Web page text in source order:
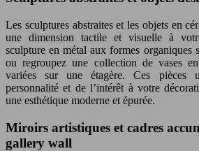
Les sculptures abstraites et les objets en
une dimension tactile et visuelle à
sculpture en métal aux formes organiques
ou regroupez une collection de vases
variées sur une étagère. Ces pièces
personnalité et de l’intérêt à votre
une esthétique moderne et épurée.
Miroirs artistiques et cadres
gallery wall